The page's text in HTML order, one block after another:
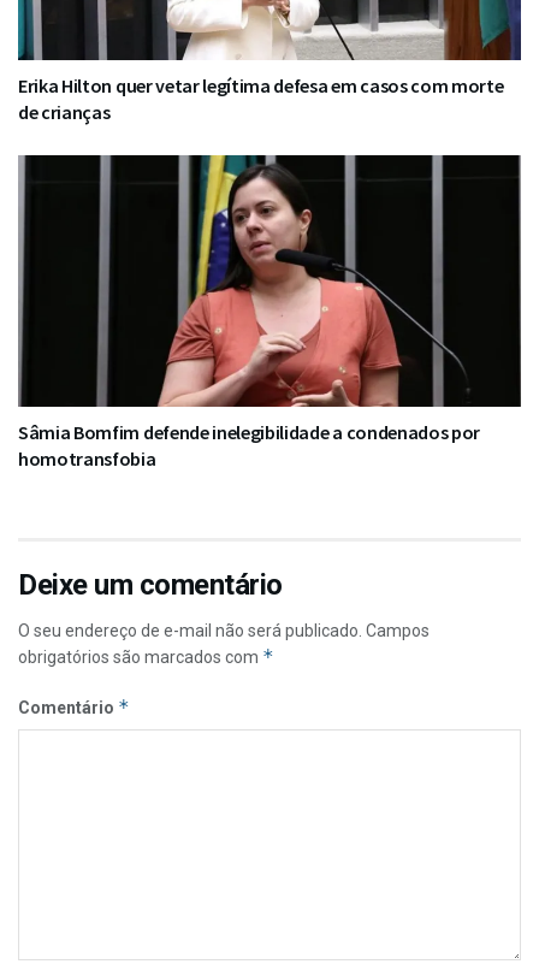
Erika Hilton quer vetar legítima defesa em casos com morte
de crianças
Sâmia Bomfim defende inelegibilidade a condenados por
homotransfobia
Deixe um comentário
O seu endereço de e-mail não será publicado. Campos
obrigatórios são marcados com *
Comentário *